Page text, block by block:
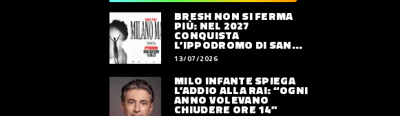
BRESH NON SI FERMA
PIÙ: NEL 2027
CONQUISTA
L’IPPODROMO DI SAN
SIRO CON “MILANO
MAREA”
13/07/2026
MILO INFANTE SPIEGA
L’ADDIO ALLA RAI: “OGNI
ANNO VOLEVANO
CHIUDERE ORE 14”